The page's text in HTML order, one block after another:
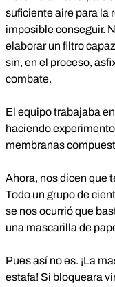
suficiente aire para la
imposible conseguir.
elaborar un filtro
sin, en el proceso,
combate.
El equipo trabajaba
haciendo
membranas
Ahora, nos dicen que
Todo un grupo de
se nos ocurrió que
una mascarilla de
Pues así no es. ¡La
estafa! Si bloqueara